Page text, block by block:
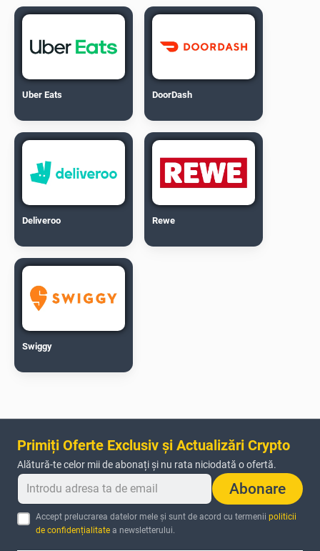
Uber Eats DoorDash
Deliveroo Rewe
Swiggy
Primiți Oferte Exclusiv și Actualizări Crypto
Alătură-te celor mii de abonați și nu rata niciodată o ofertă.
Abonare
Accept prelucrarea datelor mele și sunt de acord cu termeniipoliticii
de confidențialitate a newsletterului.